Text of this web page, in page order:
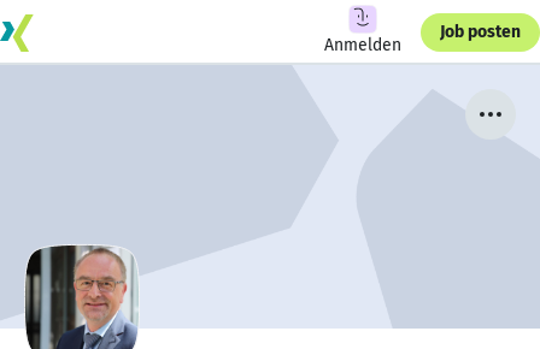
Anmelden
Job posten